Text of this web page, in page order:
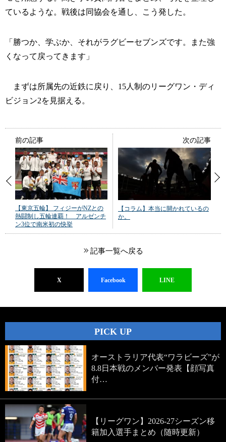
ているような。戦後は同協会を通し、こう発した。
「勝つか、学ぶか、それがラグビーセブンズです。また強
くなって戻ってきます」
まずは所属先の近鉄に戻り、15人制のリーグワン・ディ
ビジョン2を見据える。
前の記事
【東京五輪】 フィジーがNZとの
熱闘制し五輪連覇！ アルゼンチ
ン3位で南米初の快挙
次の記事
【コラム】本当に開かれているの
か。
記事一覧へ戻る
X Facebook LINE
PICK UP
オーストラリア代表“ワラビーズ”が
8.8日本戦のメンバー発表【顔写真
付…
【リーグワン】2026-27シーズン移
籍加入選手まとめ（随時更新）